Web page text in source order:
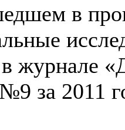
в
журнале
за 2011